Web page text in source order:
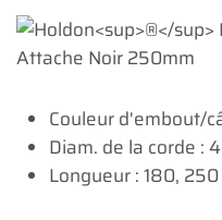
Couleur d'embout/
Diam. de la corde :
Longueur : 180,